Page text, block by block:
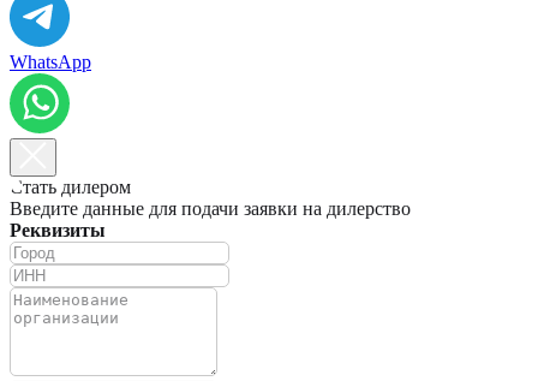
WhatsApp
Стать дилером
Введите данные для подачи заявки на дилерство
Реквизиты